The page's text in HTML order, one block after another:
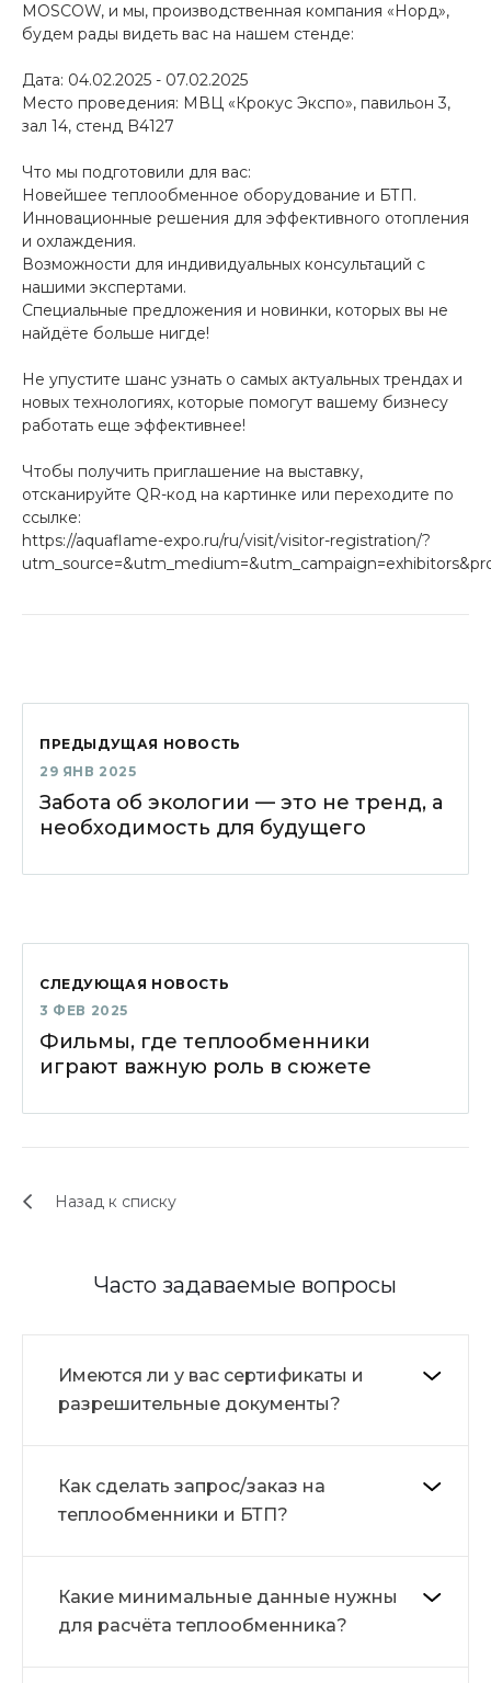
MOSCOW, и мы, производственная компания «Норд»,
будем рады видеть вас на нашем стенде:
Дата: 04.02.2025 - 07.02.2025
Место проведения: МВЦ «Крокус Экспо», павильон 3,
зал 14, стенд B4127
Что мы подготовили для вас:
Новейшее теплообменное оборудование и БТП.
Инновационные решения для эффективного отопления
и охлаждения.
Возможности для индивидуальных консультаций с
нашими экспертами.
Специальные предложения и новинки, которых вы не
найдёте больше нигде!
Не упустите шанс узнать о самых актуальных трендах и
новых технологиях, которые помогут вашему бизнесу
работать еще эффективнее!
Чтобы получить приглашение на выставку,
отсканируйте QR-код на картинке или переходите по
ссылке:
https://aquaflame-expo.ru/ru/visit/visitor-registration/?
ПРЕДЫДУЩАЯ НОВОСТЬ
29 ЯНВ 2025
Забота об экологии — это не тренд, а
необходимость для будущего
СЛЕДУЮЩАЯ НОВОСТЬ
3 ФЕВ 2025
Фильмы, где теплообменники
играют важную роль в сюжете
Назад к списку
Часто задаваемые вопросы
Имеются ли у вас сертификаты и
разрешительные документы?
Как сделать запрос/заказ на
теплообменники и БТП?
Какие минимальные данные нужны
для расчёта теплообменника?